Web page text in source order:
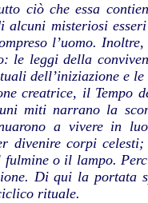
ciò che essa
alcuni misteriosi
l’uomo.
le leggi della
dell’iniziazione e
creatrice, il Tempo
miti narrano la
a vivere in
divenire corpi
o il lampo.
Di qui la portata
rituale.